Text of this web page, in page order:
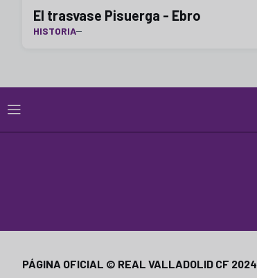
El trasvase Pisuerga - Ebro
HISTORIA
PÁGINA OFICIAL © REAL VALLADOLID CF 2024